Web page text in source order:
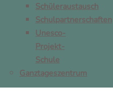
Schüleraustausch
Schulpartnerschaften
Unesco-
Projekt-
Schule
Ganztageszentrum